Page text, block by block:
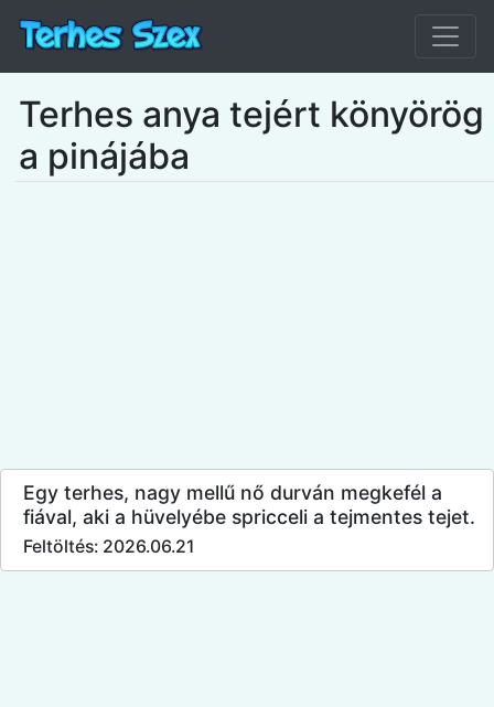
Terhes anya tejért könyörög
a pinájába
Egy terhes, nagy mellű nő durván megkefél a
fiával, aki a hüvelyébe spricceli a tejmentes tejet.
Feltöltés: 2026.06.21